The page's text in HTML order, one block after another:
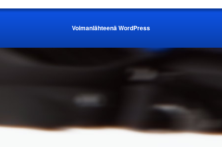
Voimanlähteenä WordPress